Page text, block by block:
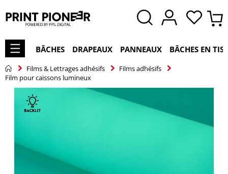
BÂCHES DRAPEAUX PANNEAUX BÂCHES EN
Films & Lettrages adhésifs
Films adhésifs
Film pour caissons lumineux
Skip
images